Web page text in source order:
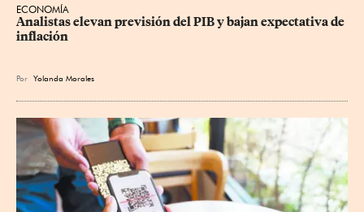
ECONOMÍA
Analistas elevan previsión del PIB y bajan expectativa de
inflación
Por Yolanda Morales